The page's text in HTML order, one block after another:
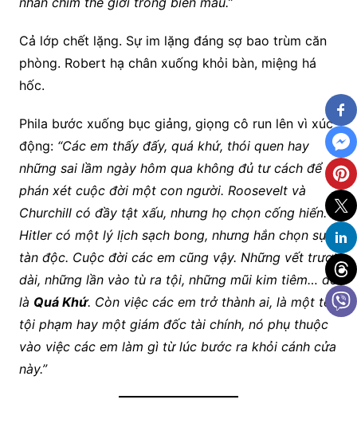
Cả lớp chết lặng. Sự im lặng đáng sợ bao trùm căn
phòng. Robert hạ chân xuống khỏi bàn, miệng há
hốc.
Phila bước xuống bục giảng, giọng cô run lên vì xúc
động: “Các em thấy đấy, quá khứ, thói quen hay
những sai lầm ngày hôm qua không đủ tư cách để
phán xét cuộc đời một con người. Roosevelt và
Churchill có đầy tật xấu, nhưng họ chọn cống hiến.
Hitler có một lý lịch sạch bong, nhưng hắn chọn sự
tàn độc. Cuộc đời các em cũng vậy. Những vết trượt
dài, những lần vào tù ra tội, những mũi kim tiêm… đó
là Quá Khứ. Còn việc các em trở thành ai, là một tên
tội phạm hay một giám đốc tài chính, nó phụ thuộc
vào việc các em làm gì từ lúc bước ra khỏi cánh cửa
này.”